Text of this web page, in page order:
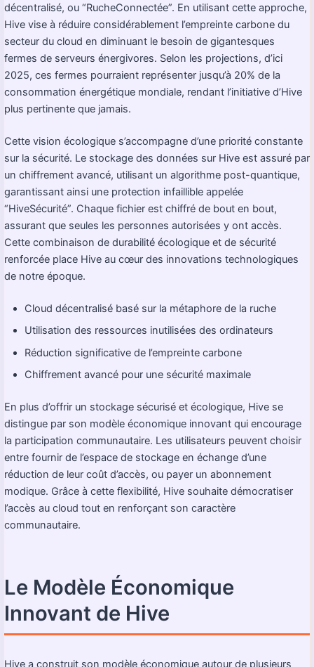
décentralisé, ou “RucheConnectée”. En utilisant cette approche,
Hive vise à réduire considérablement l’empreinte carbone du
secteur du cloud en diminuant le besoin de gigantesques
fermes de serveurs énergivores. Selon les projections, d’ici
2025, ces fermes pourraient représenter jusqu’à 20% de la
consommation énergétique mondiale, rendant l’initiative d’Hive
plus pertinente que jamais.
Cette vision écologique s’accompagne d’une priorité constante
sur la sécurité. Le stockage des données sur Hive est assuré par
un chiffrement avancé, utilisant un algorithme post-quantique,
garantissant ainsi une protection infaillible appelée
“HiveSécurité”. Chaque fichier est chiffré de bout en bout,
assurant que seules les personnes autorisées y ont accès.
Cette combinaison de durabilité écologique et de sécurité
renforcée place Hive au cœur des innovations technologiques
de notre époque.
Cloud décentralisé basé sur la métaphore de la ruche
Utilisation des ressources inutilisées des ordinateurs
Réduction significative de l’empreinte carbone
Chiffrement avancé pour une sécurité maximale
En plus d’offrir un stockage sécurisé et écologique, Hive se
distingue par son modèle économique innovant qui encourage
la participation communautaire. Les utilisateurs peuvent choisir
entre fournir de l’espace de stockage en échange d’une
réduction de leur coût d’accès, ou payer un abonnement
modique. Grâce à cette flexibilité, Hive souhaite démocratiser
l’accès au cloud tout en renforçant son caractère
communautaire.
Le Modèle Économique
Innovant de Hive